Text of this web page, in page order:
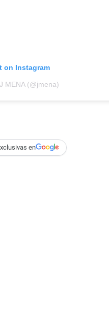
on Instagram
MENA (@jmena)
en